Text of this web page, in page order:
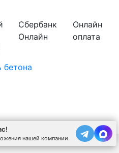
Сбербанк
Онлайн
Онлайн
оплата
нашей компании
бетона
обработку cookies